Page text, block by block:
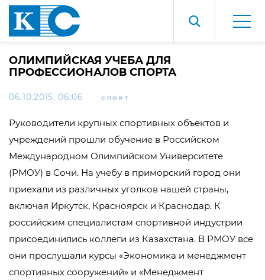
ОЛИМПИЙСКАЯ УЧЕБА ДЛЯ
ПРОФЕССИОНАЛОВ СПОРТА
06.10.2015, 06:06 СПОРТ
Руководители крупных спортивных объектов и
учреждений прошли обучение в Российском
Международном Олимпийском Университете
(РМОУ) в Сочи. На учебу в приморский город они
приехали из различных уголков нашей страны,
включая Иркутск, Красноярск и Краснодар. К
российским специалистам спортивной индустрии
присоединились коллеги из Казахстана. В РМОУ все
они прослушали курсы «Экономика и менеджмент
спортивных сооружений» и «Менеджмент